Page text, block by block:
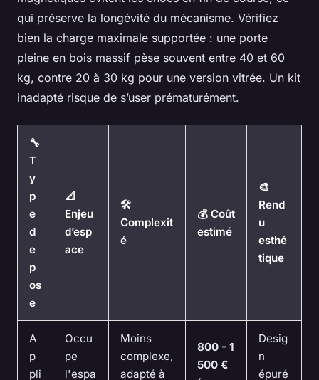
qui préserve la longévité du mécanisme. Vérifiez
bien la charge maximale supportée : une porte
pleine en bois massif pèse souvent entre 40 et 60
kg, contre 20 à 30 kg pour une version vitrée. Un kit
inadapté risque de s’user prématurément.
🔧
T
y
p
e
d
e
p
os
e
📐
Enjeu
d’esp
ace
🛠️
Complexit
é
💰 Coût
estimé
🎨
Rend
u
esthé
tique
A
p
pli
Occu
pe
l'espa
Moins
complexe,
adapté à
800 - 1
500 €
Desig
n
épuré